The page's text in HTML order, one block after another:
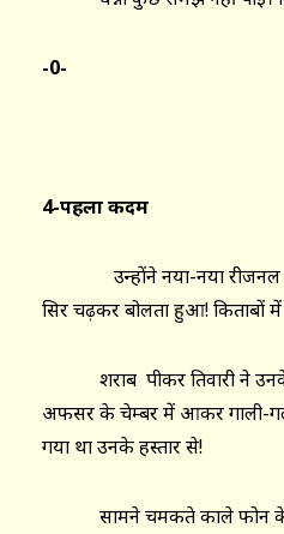
-0-
4-पहला कदम
उन्होंने नया-नया रीजनल
सिर चढ़कर बोलता हुआ! किताबों में
शराब पीकर तिवारी ने उनके
अफसर के चेम्बर में आकर गाली-
गया था उनके हस्ताक्षर से!
सामने चमकते काले फोन के